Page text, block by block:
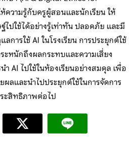
ความรู้กับครูผู้สอนและนักเรียน ให้
ปใช้ได้อย่างรู้เท่าทัน ปลอดภัย และมี
การใช้ AI ในโรงเรียน การประยุกต์ใช้
ะหนักถึงผลกระทบและความเสี่ยง
AI ไปใช้ในห้องเรียนอย่างสมดุล เพื่อ
ลและนำไปประยุกต์ใช้ในการจัดการ
ะสิทธิภาพต่อไป